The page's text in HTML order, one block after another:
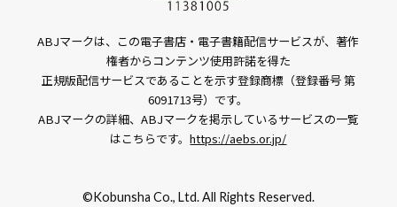
ABJマークは、この電子書店・電子書籍配信サービスが、著作
権者からコンテンツ使用許諾を得た
正規版配信サービスであることを示す登録商標（登録番号 第
6091713号）です。
ABJマークの詳細、ABJマークを掲示しているサービスの一覧
はこちらです。https://aebs.or.jp/
©Kobunsha Co., Ltd. All Rights Reserved.